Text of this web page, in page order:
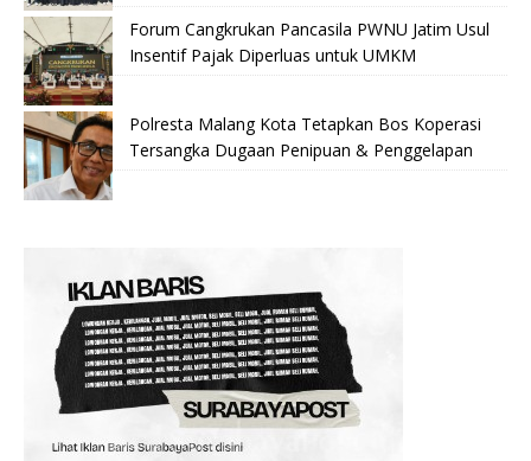
Forum Cangkrukan Pancasila PWNU Jatim Usul
Insentif Pajak Diperluas untuk UMKM
Polresta Malang Kota Tetapkan Bos Koperasi
Tersangka Dugaan Penipuan & Penggelapan